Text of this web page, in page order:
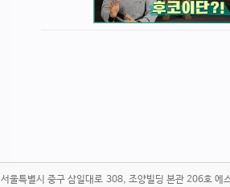
서울특별시 중구 삼일대로 308, 조양빌딩 본관 206호 에